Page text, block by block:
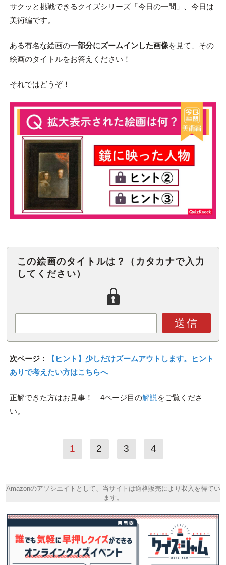
サクッと挑戦できるクイズシリーズ「今日の一問」、今日は
美術編です。
ある有名な絵画の一部分にズームインした画像を見て、その
絵画のタイトルをお答えください！
それではどうぞ！
この絵画のタイトルは？（カタカナで入力
してください）
送信
次ページ：
【ヒント】少しだけズームアウトします。ヒント
ありで考えたい方はこちらへ
正解できた方はお見事！ 4ページ目の解説 をご覧くださ
い。
1 2 3 4
Amazonのアソシエイトとして、当サイトは適格販売により収入を得てい
ます。